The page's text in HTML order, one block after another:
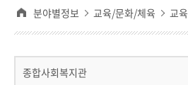
분야별정보 교육/문화/체육 교육
종합사회복지관